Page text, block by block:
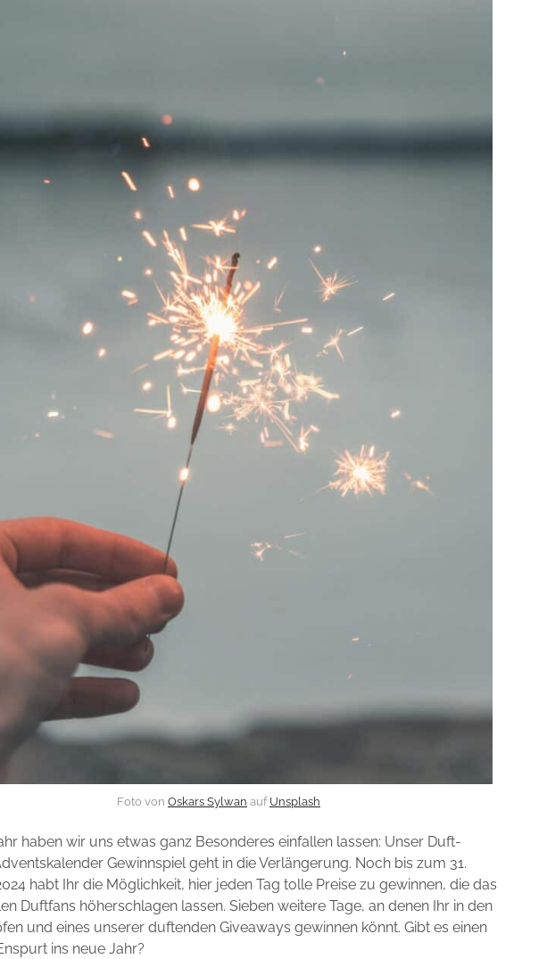
Foto von Oskars Sylwan auf Unsplash
haben wir uns etwas ganz Besonderes einfallen lassen: Unser Duft-
Gewinnspiel geht in die Verlängerung. Noch bis zum 31.
habt Ihr die Möglichkeit, hier jeden Tag tolle Preise zu gewinnen, die das
Duftfans höherschlagen lassen. Sieben weitere Tage, an denen Ihr in den
und eines unserer duftenden Giveaways gewinnen könnt. Gibt es einen
ins neue Jahr?